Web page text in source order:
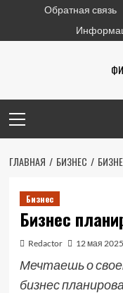
содержимому
Обратная связь
меню
ГЛАВНАЯ БИЗНЕС
Бизнес
Бизнес
Redactor 12 мая 2025
Мечтаешь о
бизнес